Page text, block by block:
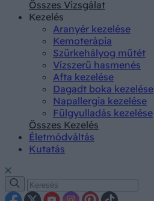
Összes Vizsgálat
Kezelés
Aranyér kezelése
Kemoterápia
Szürkehályog műtét
Vízszerű hasmenés
Afta kezelése
Dagadt boka kezelése
Napallergia kezelése
Fülgyulladás kezelése
Összes Kezelés
Életmódváltás
Kutatás